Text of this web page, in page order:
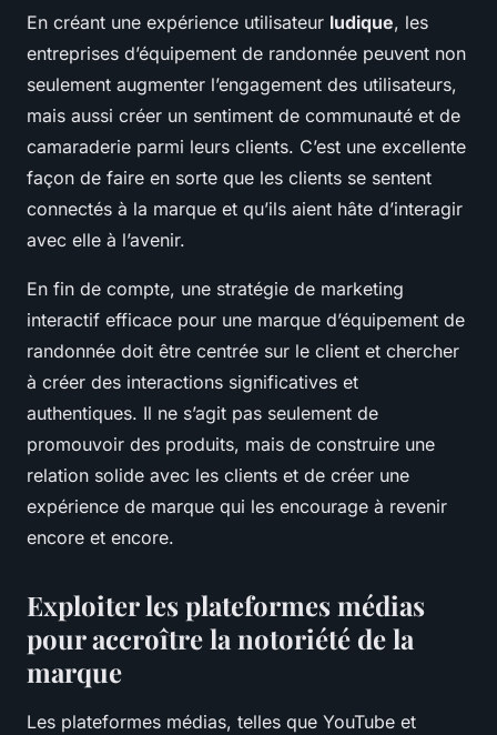
En créant une expérience utilisateur ludique, les
entreprises d’équipement de randonnée peuvent non
seulement augmenter l’engagement des utilisateurs,
mais aussi créer un sentiment de communauté et de
camaraderie parmi leurs clients. C’est une excellente
façon de faire en sorte que les clients se sentent
connectés à la marque et qu’ils aient hâte d’interagir
avec elle à l’avenir.
En fin de compte, une stratégie de marketing
interactif efficace pour une marque d’équipement de
randonnée doit être centrée sur le client et chercher
à créer des interactions significatives et
authentiques. Il ne s’agit pas seulement de
promouvoir des produits, mais de construire une
relation solide avec les clients et de créer une
expérience de marque qui les encourage à revenir
encore et encore.
Exploiter les plateformes médias
pour accroître la notoriété de la
marque
Les plateformes médias, telles que YouTube et